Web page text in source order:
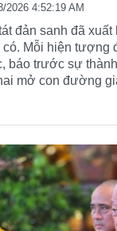
2026 4:52:19 AM
đản sanh đã
Mỗi hiện tượng
báo trước sự
mở con đường